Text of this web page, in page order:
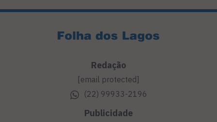
Redação
[email protected]
(22) 99933-2196
Publicidade